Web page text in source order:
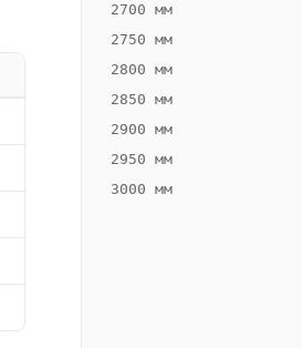
2700 мм
2750 мм
2800 мм
2850 мм
2900 мм
2950 мм
3000 мм